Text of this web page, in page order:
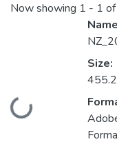
Now showing 1 - 1
Size: